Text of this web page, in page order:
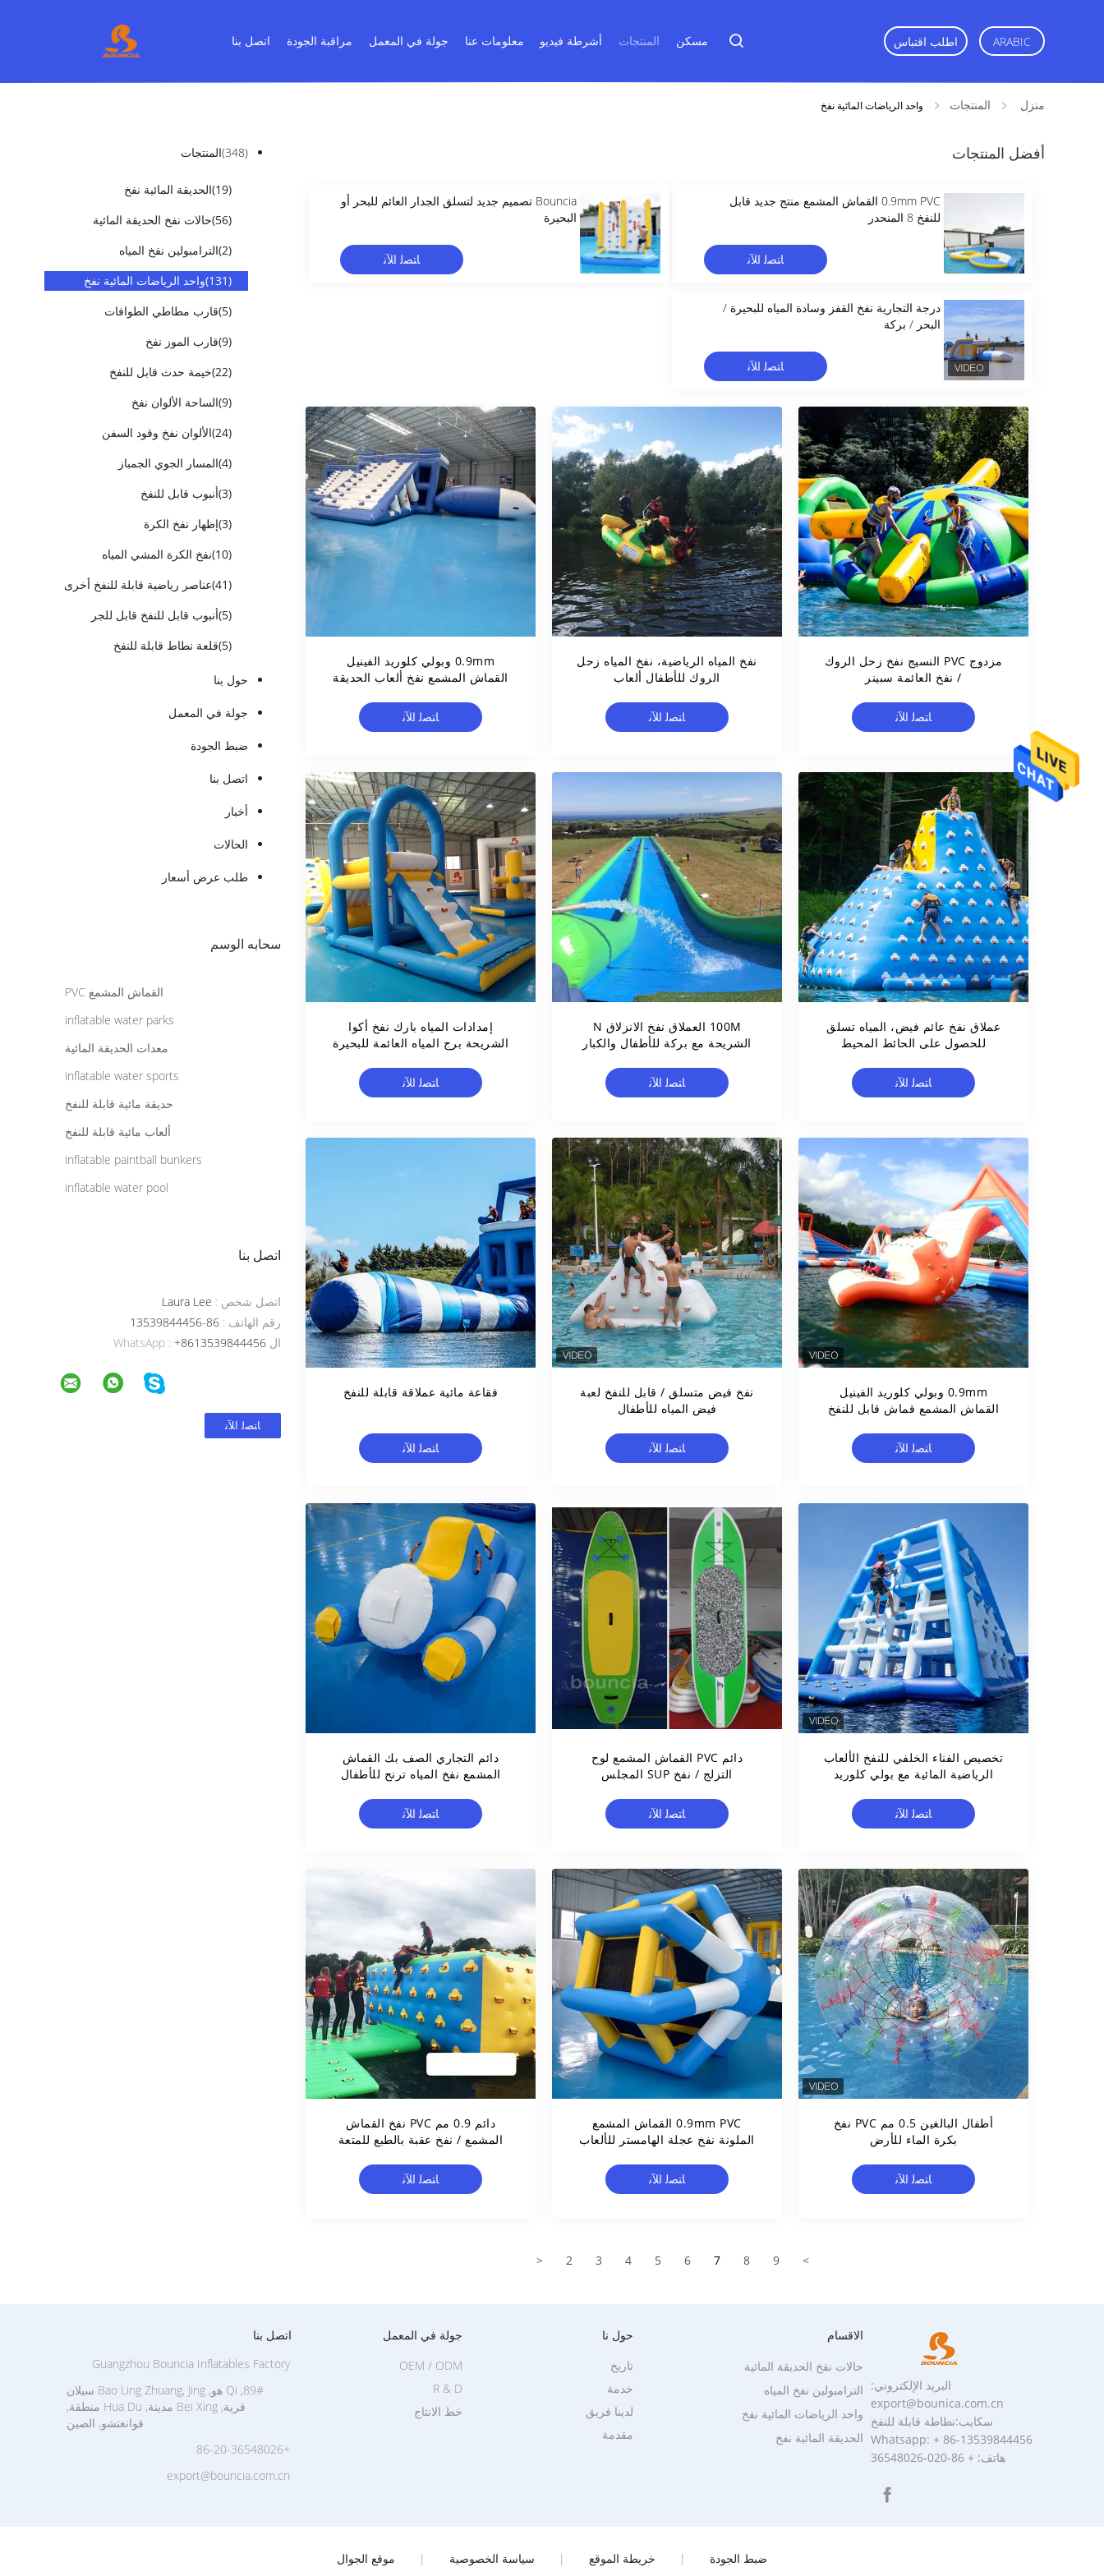
مسكن المنتجات أشرطة فيديو معلومات عنا جولة في المعمل مراقبة الجودة اتصل بنا اطلب اقتباس ARABIC
منزل المنتجات واحد الرياضات المائية نفخ
المنتجات (348)
الحديقة المائية نفخ
(19)
حالات نفخ الحديقة المائية
(56)
الترامبولين نفخ المياه
(2)
واحد الرياضات المائية نفخ
(131)
قارب مطاطي الطوافات
(5)
قارب الموز نفخ
(9)
خيمة حدث قابل للنفخ
(22)
الساحة الألوان نفخ
(9)
الألوان نفخ وقود السفن
(24)
المسار الجوي الجمباز
(4)
أنبوب قابل للنفخ
(3)
إظهار نفخ الكرة
(3)
نفخ الكرة المشي المياه
(10)
عناصر رياضية قابلة للنفخ أخرى
(41)
أنبوب قابل للنفخ قابل للجر
(5)
قلعة نطاط قابلة للنفخ
(5)
حول بنا
جولة في المعمل
ضبط الجودة
اتصل بنا
أخبار
الحالات
طلب عرض أسعار
سحابه الوسم
القماش المشمع PVC
inflatable water parks
معدات الحديقة المائية
inflatable water sports
حديقة مائية قابلة للنفخ
ألعاب مائية قابلة للنفخ
inflatable paintball bunkers
inflatable water pool
اتصل بنا
اتصل شخص :
رقم الهاتف :
ال WhatsApp : +8613539844456
أفضل المنتجات
0.9mm PVC القماش المشمع منتج جديد قابل
للنفخ 8 المنحدر
ﺎﺘﺼﻟ ﺍﻶﻧ
Bouncia تصميم جديد لتسلق الجدار العائم للبحر أو
البحيرة
ﺎﺘﺼﻟ ﺍﻶﻧ
درجة التجارية نفخ القفز وسادة المياه للبحيرة /
البحر / بركة
ﺎﺘﺼﻟ ﺍﻶﻧ
0.9mm وبولي كلوريد الفينيل
القماش المشمع نفخ ألعاب الحديقة
ﺎﺘﺼﻟ ﺍﻶﻧ
نفخ المياه الرياضية، نفخ المياه زحل
الروك للأطفال ألعاب
ﺎﺘﺼﻟ ﺍﻶﻧ
مزدوج PVC النسيج نفخ زحل الروك
/ نفخ العائمة سبينر
ﺎﺘﺼﻟ ﺍﻶﻧ
إمدادات المياه بارك نفخ أكوا
الشريحة برج المياه العائمة للبحيرة
ﺎﺘﺼﻟ ﺍﻶﻧ
100M العملاق نفخ الانزلاق N
الشريحة مع بركة للأطفال والكبار
ﺎﺘﺼﻟ ﺍﻶﻧ
عملاق نفخ عائم فيض، المياه تسلق
للحصول على الحائط المحيط
ﺎﺘﺼﻟ ﺍﻶﻧ
فقاعة مائية عملاقة قابلة للنفخ
ﺎﺘﺼﻟ ﺍﻶﻧ
نفخ فيض متسلق / قابل للنفخ لعبة
فيض المياه للأطفال
ﺎﺘﺼﻟ ﺍﻶﻧ
0.9mm وبولي كلوريد الفينيل
القماش المشمع قماش قابل للنفخ
ترنح
ﺎﺘﺼﻟ ﺍﻶﻧ
دائم التجاري الصف بك القماش
المشمع نفخ المياه ترنح للأطفال
ﺎﺘﺼﻟ ﺍﻶﻧ
دائم PVC القماش المشمع لوح
التزلج / نفخ SUP المجلس
ﺎﺘﺼﻟ ﺍﻶﻧ
تخصيص الفناء الخلفي للنفخ الألعاب
الرياضية المائية مع بولي كلوريد
ﺎﺘﺼﻟ ﺍﻶﻧ
دائم 0.9 مم PVC نفخ القماش
المشمع / نفخ عقبة بالطبع للمتعة
ﺎﺘﺼﻟ ﺍﻶﻧ
0.9mm PVC القماش المشمع
الملونة نفخ عجلة الهامستر للألعاب
ﺎﺘﺼﻟ ﺍﻶﻧ
أطفال البالغين 0.5 مم PVC نفخ
بكرة الماء للأرض
ﺎﺘﺼﻟ ﺍﻶﻧ
< 2 3 4 5 6 7 8 9 >
البريد الإلكتروني:
export@bounica.com.cn
سكايب:نطاطة قابلة للنفخ
Whatsapp: + 86-13539844456
هاتف: + 86-020-36548026
الاقسام
الحديقة المائية نفخ
حالات نفخ الحديقة المائية
الترامبولين نفخ المياه
واحد الرياضات المائية نفخ
حول نا
مقدمة
تاريخ
خدمة
لدينا فريق
جولة في المعمل
خط الانتاج
OEM / ODM
R & D
اتصل بنا
Guangzhou Bouncia Inflatables Factory
89#, Qi هو, Bao Ling Zhuang, Jing سيلان
قرية, Bei Xing مدينة, Hua Du منطقة,
قوانغتشو, الصين
+86-20-36548026
export@bouncia.com.cn
ضبط الجودة | خريطة الموقع | سياسة الخصوصية | موقع الجوال